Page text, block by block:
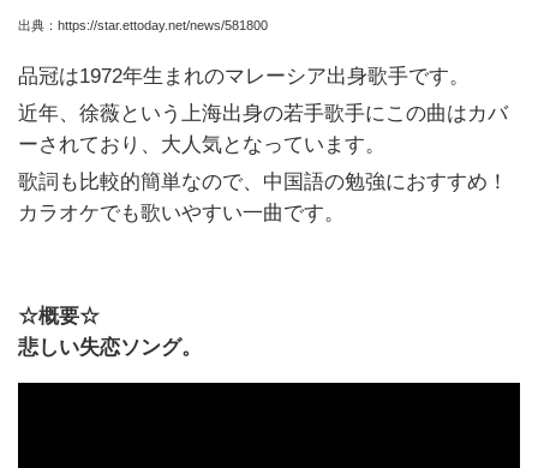
出典：https://star.ettoday.net/news/581800
品冠は1972年生まれのマレーシア出身歌手です。
近年、徐薇という上海出身の若手歌手にこの曲はカバ
ーされており、大人気となっています。
歌詞も比較的簡単なので、中国語の勉強におすすめ！
カラオケでも歌いやすい一曲です。
☆概要☆
悲しい失恋ソング。